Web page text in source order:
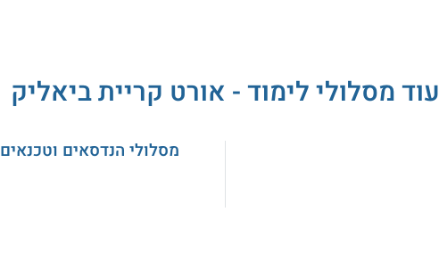
עוד מסלולי לימוד - אורט קריית ביאליק
מסלולי הנדסאים וטכנאים